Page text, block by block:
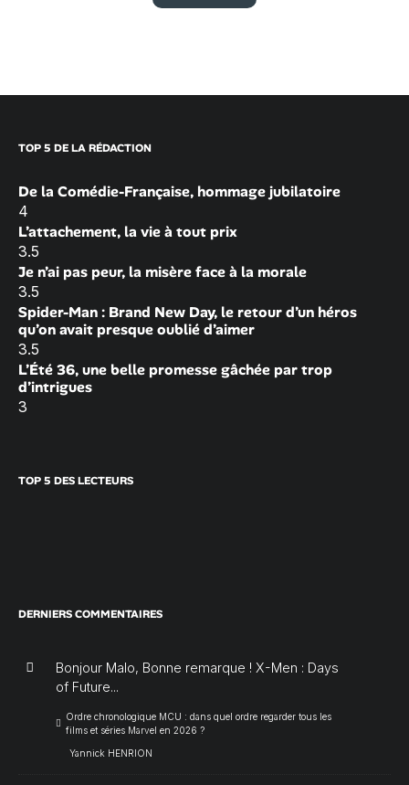
TOP 5 DE LA RÉDACTION
De la Comédie-Française, hommage jubilatoire
4
L’attachement, la vie à tout prix
3.5
Je n’ai pas peur, la misère face à la morale
3.5
Spider-Man : Brand New Day, le retour d’un héros
qu’on avait presque oublié d’aimer
3.5
L’Été 36, une belle promesse gâchée par trop
d’intrigues
3
TOP 5 DES LECTEURS
DERNIERS COMMENTAIRES
Bonjour Malo, Bonne remarque ! X-Men : Days
of Future...
Ordre chronologique MCU : dans quel ordre regarder tous les
films et séries Marvel en 2026 ?
Yannick HENRION